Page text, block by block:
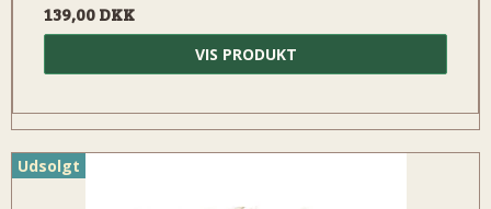
139,00 DKK
VIS PRODUKT
Udsolgt